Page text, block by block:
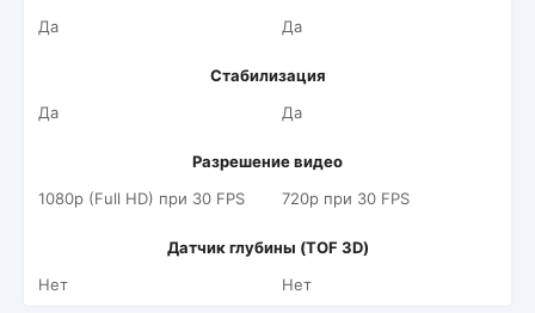
Да
Да
Стабилизация
Да
Да
Разрешение видео
1080p (Full HD) при 30 FPS
720p при 30 FPS
Датчик глубины (TOF 3D)
Нет
Нет